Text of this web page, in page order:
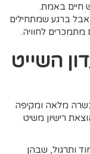
באמת.
ברגע שמתחילים
לחוויה.
השייט
מלאה ומקיפה
רישיון משיט
מ־8 שעות לימוד ותרגול, שבהן